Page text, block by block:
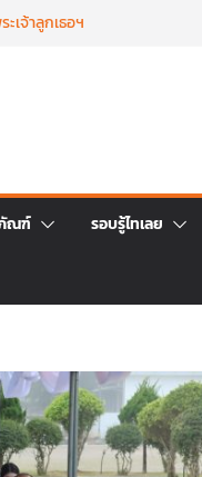
เจ้าลูกเธอฯ
านงาน
รรม
มเด็จ
น.
ณฑ์ รอบรู้ไทเลย